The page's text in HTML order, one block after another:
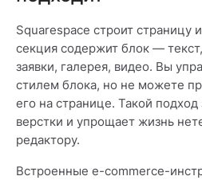
Squarespace строит страницу
секция содержит блок —
заявки, галерея, видео. Вы
стилем блока, но не можете
его на странице. Такой
верстки и упрощает жизнь
редактору.
Встроенные e-commerce-